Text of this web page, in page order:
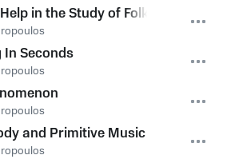
in the Study of Folksong
In Seconds
and Primitive Music